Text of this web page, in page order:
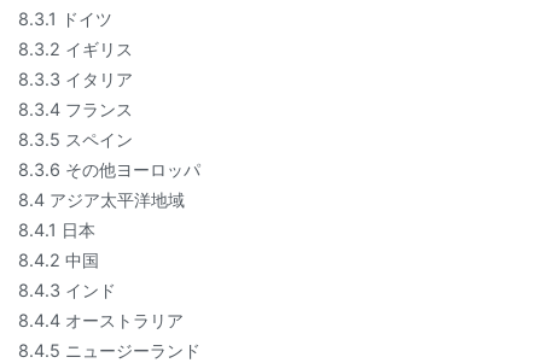
8.3.1 ドイツ
8.3.2 イギリス
8.3.3 イタリア
8.3.4 フランス
8.3.5 スペイン
8.3.6 その他ヨーロッパ
8.4 アジア太平洋地域
8.4.1 日本
8.4.2 中国
8.4.3 インド
8.4.4 オーストラリア
8.4.5 ニュージーランド